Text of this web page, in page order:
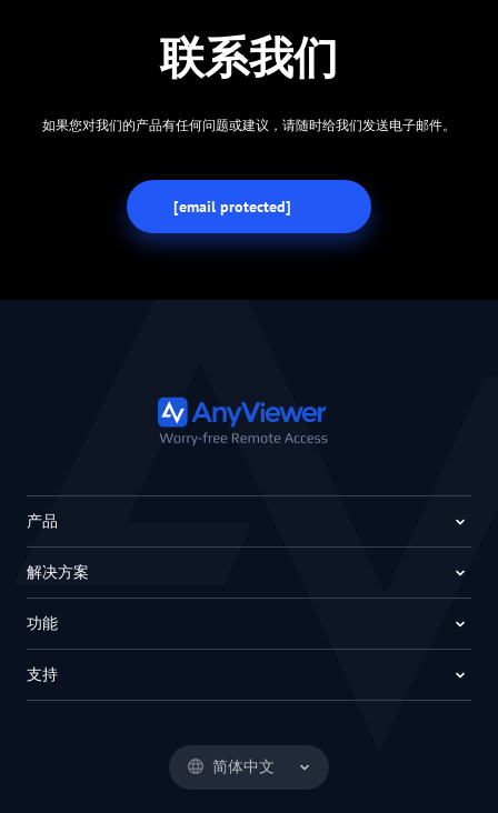
联系我们
如果您对我们的产品有任何问题或建议，请随时给我们发送电子邮件。
[email protected]
简体中文
产品
解决方案
功能
支持